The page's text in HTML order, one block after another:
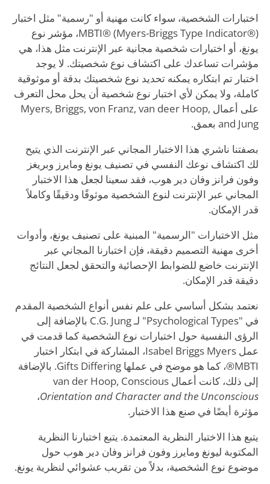
اختبارات الشخصية، سواء كانت مهنية أو "رسمية" مثل اختبار
MBTI® (Myers-Briggs Type Indicator®)، مؤشر نوع
يونغ، أو اختبارات شخصية مجانية عبر الإنترنت مثل هذا، هي
مؤشرات تساعدك على اكتشاف نوع شخصيتك. لا يوجد
اختبار تم ابتكاره يمكنه تحديد نوع شخصيتك بدقة أو موثوقية
كاملة، ولا يمكن لأي اختبار نوع شخصية أن يحل محل التعرف
على أعمال Myers, Briggs, von Franz, van deer Hoop,
and Jung بعمق.
بصفتنا ناشري هذا الاختبار المجاني عبر الإنترنت الذي يتيح
لك اكتشاف نوعك النفسي في تصنيف يونغ ومايرز وبريغز
وفون فرانز وفان دير هوب، فقد سعينا لجعل هذا الاختبار
المجاني عبر الإنترنت لنوع الشخصية موثوقًا ودقيقًا وكاملاً
قدر الإمكان.
مثل الاختبارات "الرسمية" المبنية على تصنيف يونغ، وأدوات
أخرى مهنية التصميم دقيقة، فإن اختبارنا المجاني عبر
الإنترنت خاضع للضوابط الإحصائية والتحقق لجعل النتائج
دقيقة قدر الإمكان.
نعتمد بشكل أساسي على علم نفس أنواع الشخصية المقدم
في "Psychological Types" لـ C.G. Jung بالإضافة إلى
الرؤى النفسية حول اختبارات نوع الشخصية كما قدمت في
عمل Isabel Briggs Myers، المشاركة في ابتكار اختبار
MBTI®، كما هو موضح في عملها Gifts Differing. بالإضافة
إلى ذلك، كانت أعمال van der Hoop, Conscious
Orientation and Character and the Unconscious،
مؤثرة أيضًا في صنع هذا الاختبار.
يتبع هذا الاختبار النظرية المعتمدة. يتبع اختبارنا النظرية
المكتوبة ليونغ ومايرز وفون فرانز وفان دير هوب حول
موضوع نوع الشخصية، بدلاً من تقريب عشوائي لنظرية يونغ.